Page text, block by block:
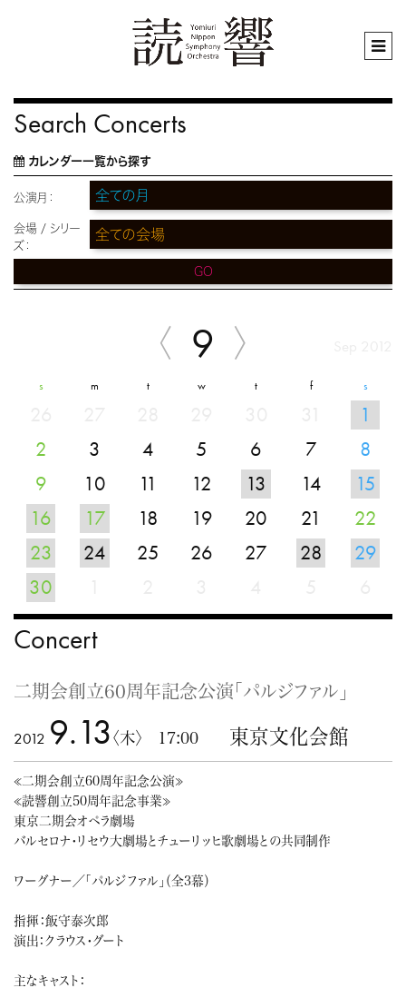
Search Concerts
カレンダー一覧から探す
公演月：
会場 / シリー
ズ：
GO
9
s m t w t f s
1
2
3 4 5 6 7
8
9
10 11 12 13 14
15
16
17 18 19 20 21
22
23
24 25 26 27 28
29
30
Concert
二期会創立60周年記念公演「パルジファル」
2012 9.13 〈木〉 17:00 東京文化会館
≪二期会創立60周年記念公演≫
≪読響創立50周年記念事業≫
東京二期会オペラ劇場
バルセロナ・リセウ大劇場とチューリッヒ歌劇場との共同制作
ワーグナー／「パルジファル」（全3幕）
指揮：飯守泰次郎
演出：クラウス・グート
主なキャスト：